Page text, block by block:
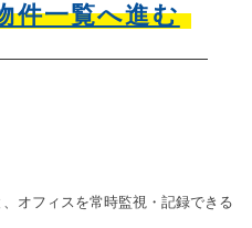
件一覧へ進む
オフィスを常時監視・記録できる